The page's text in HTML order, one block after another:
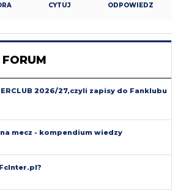
CYTUJ ODPOWIEDZ
2026/27,czyli zapisy do Fanklubu
mecz - kompendium wiedzy